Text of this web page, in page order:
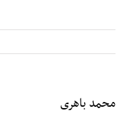
محمد باهری